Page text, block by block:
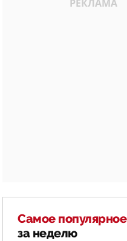
Самое популярное
за неделю